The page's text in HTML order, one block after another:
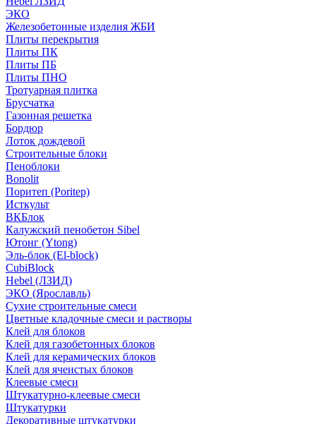
ЭКО
Железобетонные изделия ЖБИ
Плиты перекрытия
Плиты ПК
Плиты ПБ
Плиты ПНО
Тротуарная плитка
Брусчатка
Газонная решетка
Бордюр
Лоток дождевой
Строительные блоки
Пеноблоки
Bonolit
Поритеп (Poritep)
Исткульт
ВКБлок
Калужский пенобетон Sibel
Ютонг (Ytong)
Эль-блок (El-block)
CubiBlock
Hebel (ЛЗИД)
ЭКО (Ярославль)
Сухие строительные смеси
Цветные кладочные смеси и растворы
Клей для блоков
Клей для газобетонных блоков
Клей для керамических блоков
Клей для ячеистых блоков
Клеевые смеси
Штукатурно-клеевые смеси
Штукатурки
Декоративные штукатурки